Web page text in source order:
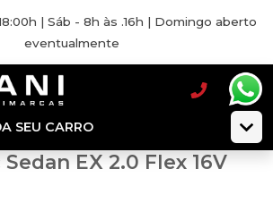
| Sáb - 8h às .16h | Domingo aberto
eventualmente
SEU CARRO
EX 2.0 Flex 16V